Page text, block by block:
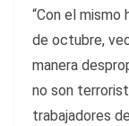
“Con el mismo
de octubre,
manera
no son
trabajadores